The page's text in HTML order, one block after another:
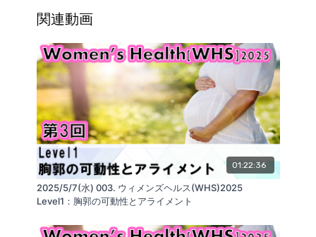
症状・状態と治療
・産後の体型回復
産後のからだ
骨盤前傾
胸郭屈曲拘縮
産後のマルアライメントのまとめ
・腹壁の血流とリンパ
静脈とリンパ
・姿勢変化の原因
胸郭屈曲拘縮
骨盤前傾
仙腸関節離開
・キャリーのバイオメカニクス
抱っこの腰痛への影響
関連動画
01:22:36
2025/5/7(水) 003. ウィメンズヘルス(WHS)2025
Level1：胸郭の可動性とアライメント